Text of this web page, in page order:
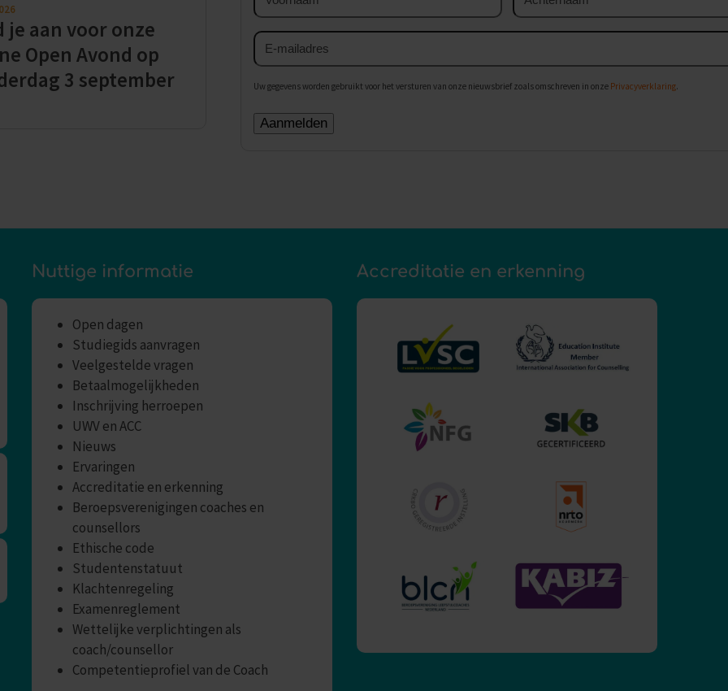
je aan voor onze
Open Avond op
3 september
E-
mailadres
Uw gegevens worden gebruikt voor het versturen van onze nieuwsbrief zoals omschreven in onze Privacyverklaring.
Nuttige informatie
Open dagen
Studiegids aanvragen
Veelgestelde vragen
Betaalmogelijkheden
Inschrijving herroepen
UWV en ACC
Nieuws
Ervaringen
Accreditatie en erkenning
Beroepsverenigingen coaches en
counsellors
Ethische code
Studentenstatuut
Klachtenregeling
Examenreglement
Wettelijke verplichtingen als
coach/counsellor
Competentieprofiel van de Coach
Accreditatie en erkenning